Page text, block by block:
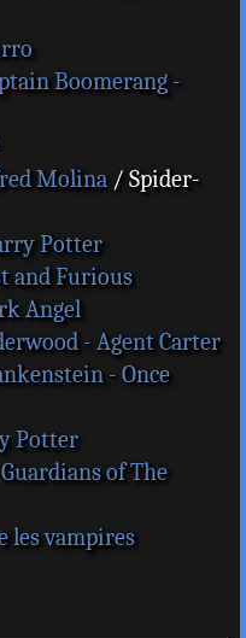
Boomerang -
Molina/ Spider-
Potter
and Furious
Angel
- Agent Carter
- Once
Potter
of The
les vampires